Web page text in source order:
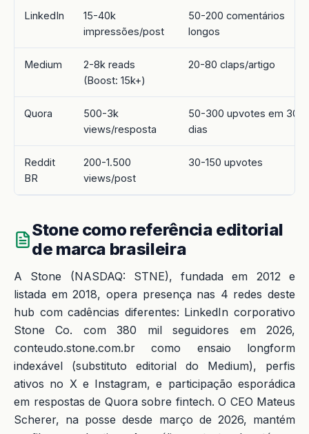
LinkedIn
15-40k
impressões/post
50-200 comentários
longos
Medium
2-8k reads
(Boost: 15k+)
20-80 claps/artigo
Quora
500-3k
views/resposta
50-300 upvotes em 30
dias
Reddit
BR
200-1.500
views/post
30-150 upvotes
Stone como referência editorial
de marca brasileira
A Stone (NASDAQ: STNE), fundada em 2012 e
listada em 2018, opera presença nas 4 redes deste
hub com cadências diferentes: LinkedIn corporativo
Stone Co. com 380 mil seguidores em 2026,
conteudo.stone.com.br como ensaio longform
indexável (substituto editorial do Medium), perfis
ativos no X e Instagram, e participação esporádica
em respostas de Quora sobre fintech. O CEO Mateus
Scherer, na posse desde março de 2026, mantém